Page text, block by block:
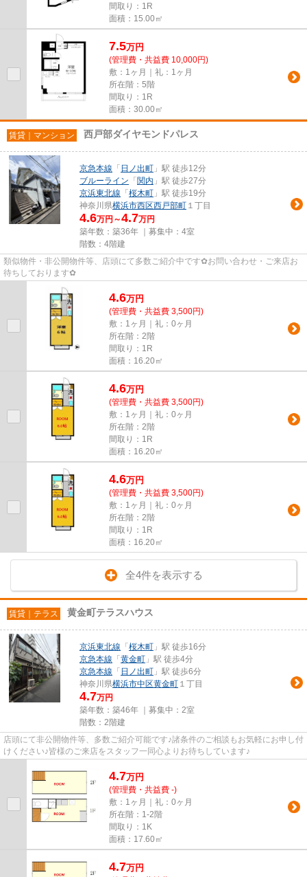
間取り：1R
面積：15.00㎡
7.5万円
(管理費・共益費 10,000円)
敷：1ヶ月｜礼：1ヶ月
所在階：5階
間取り：1R
面積：30.00㎡
賃貸｜マンション 西戸部ダイヤモンドパレス
京急本線 「 日ノ出町 」駅 徒歩12分
ブルーライン 「 関内 」駅 徒歩27分
京浜東北線 「 桜木町 」駅 徒歩19分
神奈川県横浜市西区西戸部町 １丁目
4.6万円～4.7万円
築年数：築36年 ｜募集中： 4室
階数：4階建
類似物件・非公開物件等、店頭にて多数ご紹介中です✿お問い合わせ・ご来店お
待ちしております✿
4.6万円
(管理費・共益費 3,500円)
敷：1ヶ月｜礼：0ヶ月
所在階：2階
間取り：1R
面積：16.20㎡
4.6万円
(管理費・共益費 3,500円)
敷：1ヶ月｜礼：0ヶ月
所在階：2階
間取り：1R
面積：16.20㎡
4.6万円
(管理費・共益費 3,500円)
敷：1ヶ月｜礼：0ヶ月
所在階：2階
間取り：1R
面積：16.20㎡
全4件を表示する
賃貸｜テラス 黄金町テラスハウス
京浜東北線 「 桜木町 」駅 徒歩16分
京急本線 「 黄金町 」駅 徒歩4分
京急本線 「 日ノ出町 」駅 徒歩6分
神奈川県横浜市中区黄金町 １丁目
4.7万円
築年数：築46年 ｜募集中： 2室
階数：2階建
店頭にて非公開物件等、多数ご紹介可能です♪諸条件のご相談もお気軽にお申し付
けください♪皆様のご来店をスタッフ一同心よりお待ちしています♪
4.7万円
(管理費・共益費 -)
敷：1ヶ月｜礼：0ヶ月
所在階：1-2階
間取り：1K
面積：17.60㎡
4.7万円